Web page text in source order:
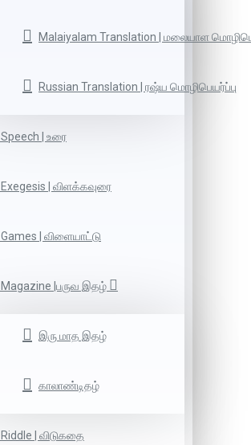
Malaiyalam Translation | மலையாள
Russian Translation | ரஷ்ய மொழிபெயர்ப்பு
Speech | உரை
Exegesis | விளக்கவுரை
Games | விளையாட்டு
Magazine |பருவ இதழ்
இரு மாத இதழ்
காலாண்டிதழ்
Riddle | விடுகதை